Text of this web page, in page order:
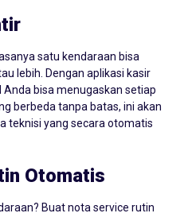
satu kendaraan bisa
lebih. Dengan aplikasi kasir
Anda bisa menugaskan setiap
berbeda tanpa batas, ini akan
teknisi yang secara otomatis
Otomatis
Buat nota service rutin